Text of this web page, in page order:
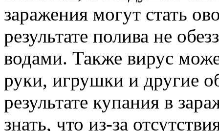
заражения могут стать
результате полива не
водами. Также вирус
руки, игрушки и другие
результате купания в
знать, что из-за